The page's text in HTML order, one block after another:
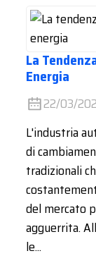
La
Energia
22/03/
L'industria
di
tradizionali
del mercato
agguerrita.
le...